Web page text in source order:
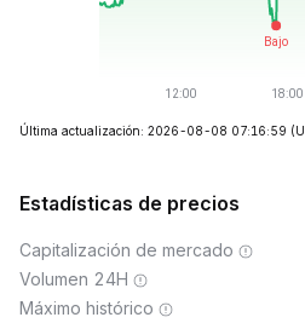
Última actualización: 2026-08-08 07:16:59
Estadísticas de precios
Capitalización de mercado
Volumen 24H
Máximo histórico